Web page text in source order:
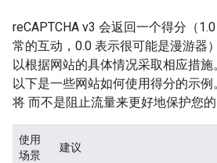
reCAPTCHA v3 会返回一个得分（
常的互动，0.0 表示很可能是漫游器
以根据网站的具体情况采取相应措
以下是一些网站如何使用得分的示例
将 而不是阻止流量来更好地保护您的
使用
场景
建议